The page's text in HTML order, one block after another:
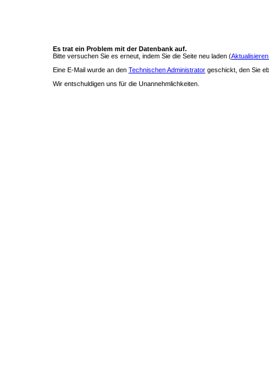
Es trat ein Problem mit der Datenbank auf.
Bitte versuchen Sie es erneut, indem Sie die Seite neu laden (
Eine E-Mail wurde an den Technischen Administrator geschickt, den Sie
Wir entschuldigen uns für die Unannehmlichkeiten.